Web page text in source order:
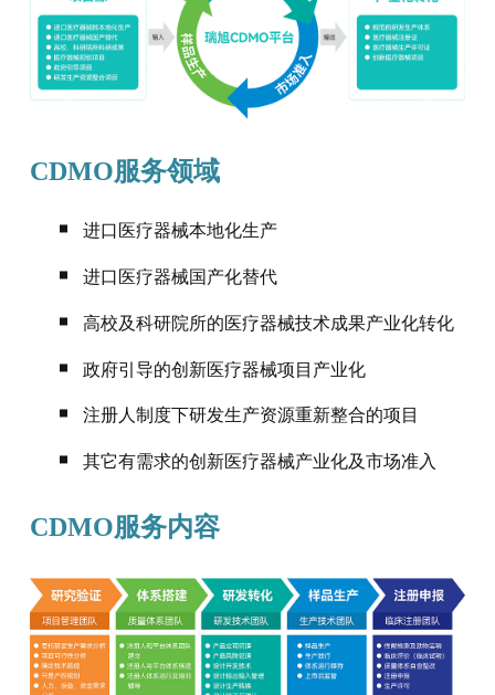
CDMO服务领域
进口医疗器械本地化生产
进口医疗器械国产化替代
高校及科研院所的医疗器械技术成果产业化转化
政府引导的创新医疗器械项目产业化
注册人制度下研发生产资源重新整合的项目
其它有需求的创新医疗器械产业化及市场准入
CDMO服务内容